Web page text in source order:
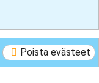
Poista evästeet